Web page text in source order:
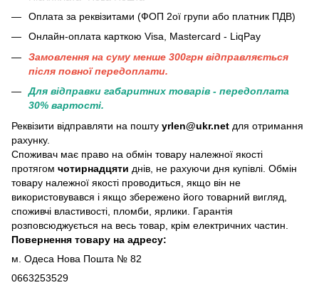
Оплата за реквізитами (ФОП 2ої групи або платник ПДВ)
Онлайн-оплата карткою Visa, Mastercard - LiqPay
Замовлення на суму менше 300грн вiдправляється
пiсля повної передоплати.
Для відправки габаритних товарів - передоплата
30% вартості.
Реквізити відправляти на пошту yrlen@ukr.net для отримання
рахунку.
Споживач має право на обмін товару належної якості
протягом чотирнадцяти днів, не рахуючи дня купівлі. Обмін
товару належної якості проводиться, якщо він не
використовувався і якщо збережено його товарний вигляд,
споживчі властивості, пломби, ярлики. Гарантія
розповсюджується на весь товар, крім електричних частин.
Повернення товару на адресу:
м. Одеса Нова Пошта № 82
0663253529